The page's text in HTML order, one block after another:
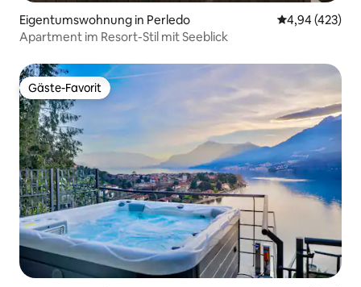
Eigentumswohnung in Perledo
4,94 (423)
Apartment im Resort-Stil mit Seeblick
Gäste-Favorit
Gäste-Favorit